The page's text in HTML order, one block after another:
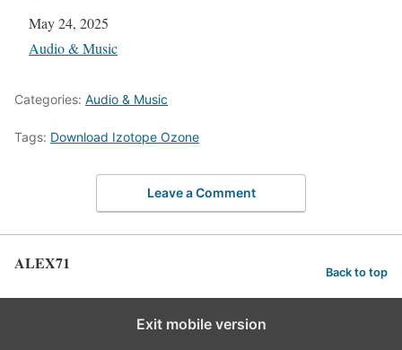
Date
May 24, 2025
In relation to
Audio & Music
Categories: Audio & Music
Tags: Download Izotope Ozone
Leave a Comment
ALEX71 Back to top
Exit mobile version